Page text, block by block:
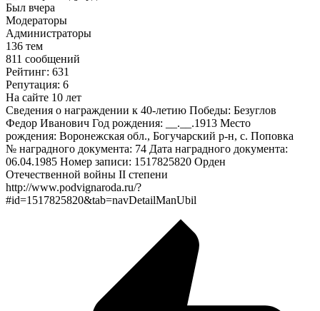
Был вчера
Модераторы
Администраторы
136 тем
811 сообщений
Рейтинг: 631
Репутация: 6
На сайте 10 лет
Сведения о награждении к 40-летию Победы: Безуглов
Федор Иванович Год рождения: __.__.1913 Место
рождения: Воронежская обл., Богучарский р-н, с. Поповка
№ наградного документа: 74 Дата наградного документа:
06.04.1985 Номер записи: 1517825820 Орден
Отечественной войны II степени
http://www.podvignaroda.ru/?
#id=1517825820&tab=navDetailManUbil